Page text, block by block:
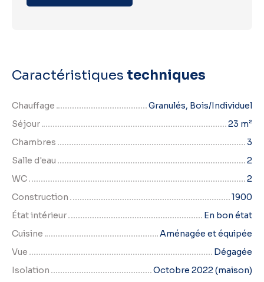
Caractéristiques techniques
Chauffage
Granulés, Bois/Individuel
Séjour
23 m²
Chambres
3
Salle d'eau
2
WC
2
Construction
1900
État intérieur
En bon état
Cuisine
Aménagée et équipée
Vue
Dégagée
Isolation
Octobre 2022 (maison)